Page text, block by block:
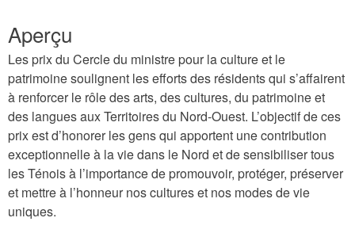
Aperçu
Les prix du Cercle du ministre pour la culture et le
patrimoine soulignent les efforts des résidents qui s’affairent
à renforcer le rôle des arts, des cultures, du patrimoine et
des langues aux Territoires du Nord-Ouest. L’objectif de ces
prix est d’honorer les gens qui apportent une contribution
exceptionnelle à la vie dans le Nord et de sensibiliser tous
les Ténois à l’importance de promouvoir, protéger, préserver
et mettre à l’honneur nos cultures et nos modes de vie
uniques.